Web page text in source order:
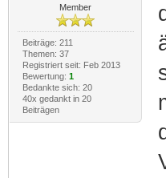
Member
Beiträge: 211
Themen: 37
Registriert seit: Feb 2013
Bewertung: 1
Bedankte sich: 20
40x gedankt in 20
Beiträgen